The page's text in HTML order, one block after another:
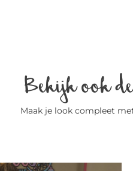
Bekijk ook
Maak je look compleet